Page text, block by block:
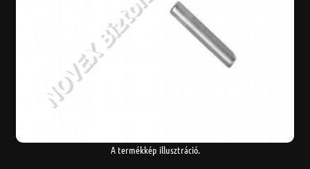
A termékkép illusztráció.